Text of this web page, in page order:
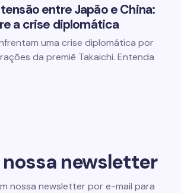
entre Japão e China:
a crise diplomática
uma crise diplomática por
da premiê Takaichi. Entenda
newsletter
nossa newsletter por e-mail para